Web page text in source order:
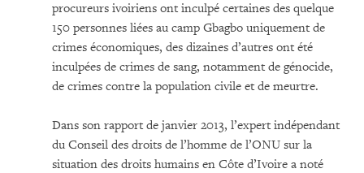
procureurs ivoiriens ont inculpé certaines des quelque
150 personnes liées au camp Gbagbo uniquement de
crimes économiques, des dizaines d’autres ont été
inculpées de crimes de sang, notamment de génocide,
de crimes contre la population civile et de meurtre.
Dans son rapport de janvier 2013, l’expert indépendant
du Conseil des droits de l’homme de l’ONU sur la
situation des droits humains en Côte d’Ivoire a noté